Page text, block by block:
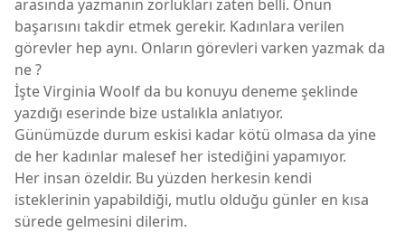
arasında yazmanın zorlukları zaten belli. Onun
başarısını takdir etmek gerekir. Kadınlara verilen
görevler hep aynı. Onların görevleri varken yazmak da
ne ?
İşte Virginia Woolf da bu konuyu deneme şeklinde
yazdığı eserinde bize ustalıkla anlatıyor.
Günümüzde durum eskisi kadar kötü olmasa da yine
de her kadınlar malesef her istediğini yapamıyor.
Her insan özeldir. Bu yüzden herkesin kendi
isteklerinin yapabildiği, mutlu olduğu günler en kısa
sürede gelmesini dilerim.